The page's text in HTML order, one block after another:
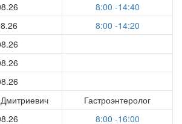
8:00 -14:40
8:00 -14:20
Гастроэнтеролог
8:00 -16:00